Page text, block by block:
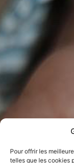
Pour offrir les
telles que les cookies